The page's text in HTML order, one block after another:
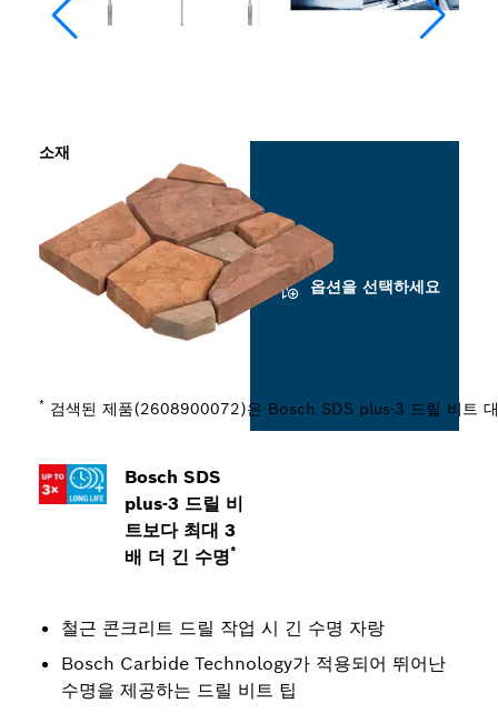
Bosch SDS
plus-3 드릴 비
트보다 최대 3
배 더 긴 수명*
철근 콘크리트 드릴 작업 시 긴 수명 자랑
Bosch Carbide Technology가 적용되어 뛰어난
수명을 제공하는 드릴 비트 팁
소재
* 검색된 제품(2608900072)은 Bosch SDS plus-3 드릴 비트
옵션을 선택하세요